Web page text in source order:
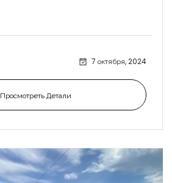
7 октября, 2024
Просмотреть Детали